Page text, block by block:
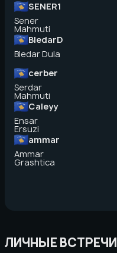
SENER1
Sener
Mahmuti
BledarD
Bledar Dula
cerber
Serdar
Mahmuti
Caleyy
Ensar
Ersuzi
ammar
Ammar
Grashtica
ЛИЧНЫЕ ВСТРЕЧИ